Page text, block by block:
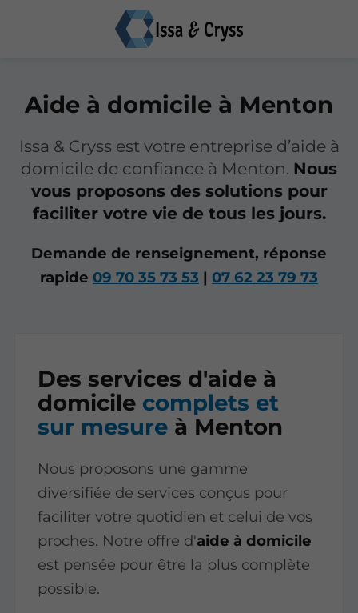
Aide à domicile à Menton
Issa & Cryss est votre entreprise d’aide à
domicile de confiance à Menton. Nous
vous proposons des solutions pour
faciliter votre vie de tous les jours.
Demande de renseignement, réponse
rapide 09 70 35 73 53 | 07 62 23 79 73
Des services d'aide à
domicile complets et
sur mesureà Menton
Nous proposons une gamme
diversifiée de services conçus pour
faciliter votre quotidien et celui de vos
proches. Notre offre d'aide à domicile
est pensée pour être la plus complète
possible.